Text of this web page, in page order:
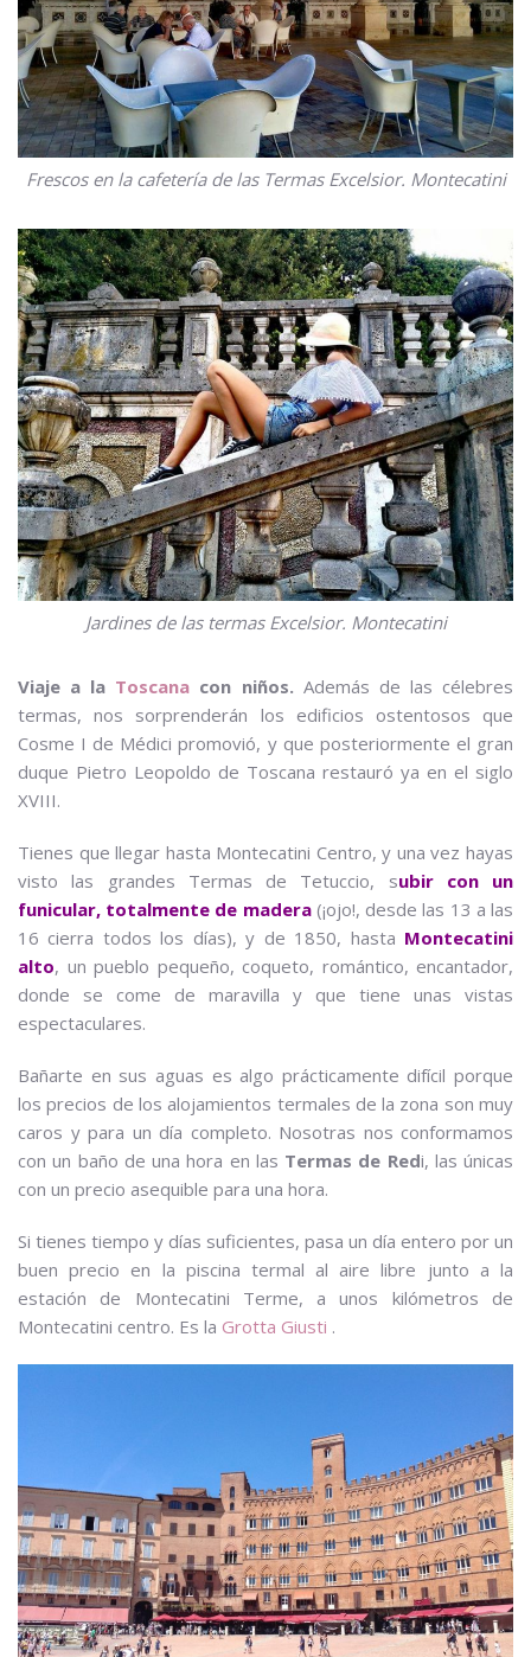
Frescos en la cafetería de las Termas Excelsior. Montecatini
Jardines de las termas Excelsior. Montecatini
Viaje a la Toscana con niños. Además de las célebres
termas, nos sorprenderán los edificios ostentosos que
Cosme I de Médici promovió, y que posteriormente el gran
duque Pietro Leopoldo de Toscana restauró ya en el siglo
XVIII.
Tienes que llegar hasta Montecatini Centro, y una vez hayas
visto las grandes Termas de Tetuccio, subir con un
funicular, totalmente de madera(¡ojo!, desde las 13 a las
16 cierra todos los días), y de 1850, hasta Montecatini
alto, un pueblo pequeño, coqueto, romántico, encantador,
donde se come de maravilla y que tiene unas vistas
espectaculares.
Bañarte en sus aguas es algo prácticamente difícil porque
los precios de los alojamientos termales de la zona son muy
caros y para un día completo. Nosotras nos conformamos
con un baño de una hora en las Termas de Redi, las únicas
con un precio asequible para una hora.
Si tienes tiempo y días suficientes, pasa un día entero por un
buen precio en la piscina termal al aire libre junto a la
estación de Montecatini Terme, a unos kilómetros de
Montecatini centro. Es la Grotta Giusti .